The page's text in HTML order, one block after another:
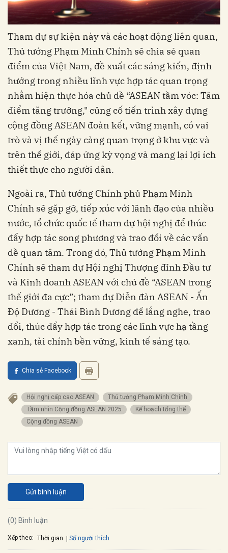
Tham dự sự kiện này và các hoạt động liên quan,
Thủ tướng Phạm Minh Chính sẽ chia sẻ quan
điểm của Việt Nam, đề xuất các sáng kiến, định
hướng trong nhiều lĩnh vực hợp tác quan trọng
nhằm hiện thực hóa chủ đề “ASEAN tầm vóc: Tâm
điểm tăng trưởng," củng cố tiến trình xây dựng
cộng đồng ASEAN đoàn kết, vững mạnh, có vai
trò và vị thế ngày càng quan trọng ở khu vực và
trên thế giới, đáp ứng kỳ vọng và mang lại lợi ích
thiết thực cho người dân.
Ngoài ra, Thủ tướng Chính phủ Phạm Minh
Chính sẽ gặp gỡ, tiếp xúc với lãnh đạo của nhiều
nước, tổ chức quốc tế tham dự hội nghị để thúc
đẩy hợp tác song phương và trao đổi về các vấn
đề quan tâm. Trong đó, Thủ tướng Phạm Minh
Chính sẽ tham dự Hội nghị Thượng đỉnh Đầu tư
và Kinh doanh ASEAN với chủ đề “ASEAN trong
thế giới đa cực”; tham dự Diễn đàn ASEAN - Ấn
Độ Dương - Thái Bình Dương để lắng nghe, trao
đổi, thúc đẩy hợp tác trong các lĩnh vực hạ tầng
xanh, tài chính bền vững, kinh tế sáng tạo.
Chia sẻ Facebook
Hội nghị cấp cao ASEAN
Thủ tướng Phạm Minh Chính
Tầm nhìn Cộng đồng ASEAN 2025
kế hoạch tổng thể
Cộng đồng ASEAN
Gửi bình luận
(0) Bình luận
Xếp theo: Thời gian Số người thích